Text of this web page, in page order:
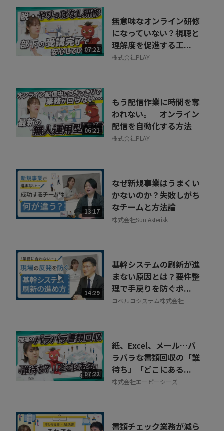
07:22
無意味なオンライン研修
になっていない？視聴と
理解度を促進する工...
株式会社PLAY
06:21
もう配信作業に時間を奪
われない。 オンライン
配信を自動化する方法
株式会社PLAY
13:17
なぜ新規事業はうまくい
かないのか？失敗しがち
なチームと方法論
株式会社Sun Asterisk
14:29
基幹システムの刷新が進
まない原因とは？要件整
理で手戻りを防ぐポ...
コベルコシステム株式会社
07:22
紙、Excel、メール…バ
ラバラな書類回収の「誰
待ち」「どこにある...
株式会社エーピーシーズ
書類チェック業務が減ら